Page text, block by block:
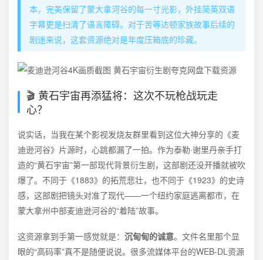
本，完美保留了蒙大拿河谷的每一寸光影，外挂简英双语
字幕更是扫清了语言障碍。对于苦等达顿家族故事后续的
剧迷来说，这套资源绝对是年度压箱底的珍藏。
🎬 黄石宇宙再添猛将：这次不玩枪战玩走
心？
说实话，当我在某个影视发烧友群里看到这位大神分享的《麦
迪逊河谷》片源时，心跳都漏了一拍。作为泰勒·谢里丹亲手打
造的“黄石宇宙”第一部现代背景衍生剧，这部剧还没开播就被吹
爆了。不同于《1883》的拓荒悲壮，也不同于《1923》的史诗
感，这部剧把镜头对准了现代——一个纽约家庭逃离都市，在
蒙大拿州中部麦迪逊河谷的“着陆”故事。
这资源拿到手第一感觉就是： 沉甸甸的诚意。文件名里那个显
眼的“高码率”真不是随便说说。很多流媒体平台的WEB-DL资源